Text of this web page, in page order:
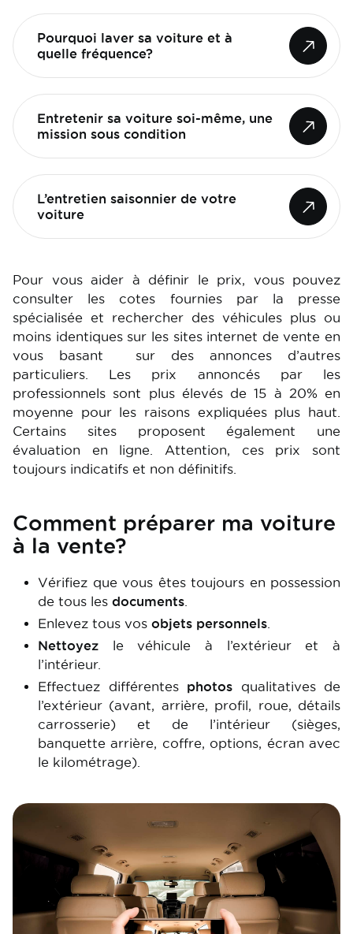
Pourquoi laver sa voiture et à
quelle fréquence?
Entretenir sa voiture soi-même, une
mission sous condition
L’entretien saisonnier de votre
voiture
Pour vous aider à définir le prix, vous pouvez
consulter les cotes fournies par la presse
spécialisée et rechercher des véhicules plus ou
moins identiques sur les sites internet de vente en
vous basant sur des annonces d’autres
particuliers. Les prix annoncés par les
professionnels sont plus élevés de 15 à 20% en
moyenne pour les raisons expliquées plus haut.
Certains sites proposent également une
évaluation en ligne. Attention, ces prix sont
toujours indicatifs et non définitifs.
Comment préparer ma voiture
à la vente?
Vérifiez que vous êtes toujours en possession
de tous les documents
Enlevez tous vos objets personnels
Nettoyez le véhicule à l’extérieur et à
l’intérieur.
Effectuez différentes photos qualitatives de
l’extérieur (avant, arrière, profil, roue, détails
carrosserie) et de l’intérieur (sièges,
banquette arrière, coffre, options, écran avec
le kilométrage).
Image